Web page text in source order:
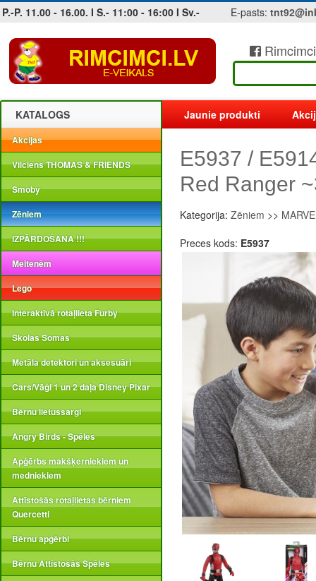
P.-P. 11.00 - 16.00. I S.- 11:00 - 16:00 I Sv.- E-pasts:
Jobs at sea and maritime vacancies
KATALOGS
Akcijas
Vilciens THOMAS & FRIENDS
Smoby
Zēniem
IZPĀRDOŠANA !!!
Meitenēm
Lego
Interaktīvā rotaļlieta Furby
Skolas Somas
Metāla detektori un aksesuāri
Cars/Vāģi 1 un 2 daļa Disney Pixar
Bērnu lietussargi
Angry Birds - Spēles
Apģērbs makšķerniekiem un
medniekiem
Attīstošās rotaļlietas bērniem
Quercetti
Bērnu apģērbi
Bērnu Attīstošās Spēles
Jaunie produkti
E5937 /
Red Ranger
Kategorija: Zēniem >>
Preces kods: E5937